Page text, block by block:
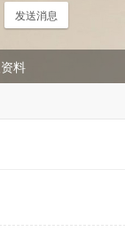
发送消息
料